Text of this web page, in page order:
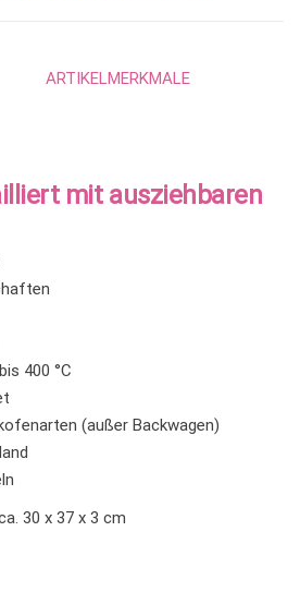
e
ARTIKELMERKMALE
mit ausziehbaren
400 °C
(außer Backwagen)
30 x 37 x 3 cm